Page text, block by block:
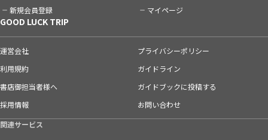
新規会員登録 マイページ
GOOD LUCK TRIP
運営会社
プライバシーポリシー
利用規約
ガイドライン
書店御担当者様へ
ガイドブックに投稿する
採用情報
お問い合わせ
関連サービス